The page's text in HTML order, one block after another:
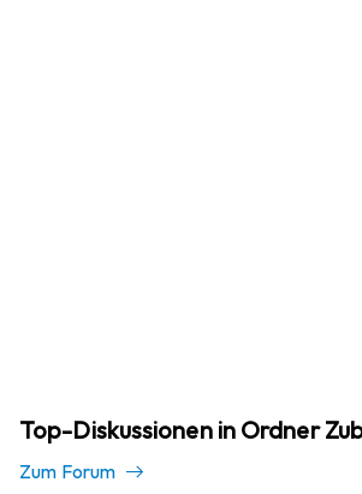
Top-Diskussionen in Ordner
Zum Forum